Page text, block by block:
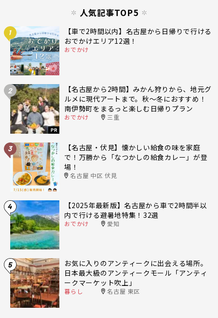
人気記事TOP5
1
【車で2時間以内】名古屋から日帰りで行ける
おでかけエリア12選！
おでかけ
2
PR
【名古屋から2時間】みかん狩りから、地元グ
ルメに現代アートまで。秋〜冬におすすめ！
南伊勢町をまるっと楽しむ日帰りプラン
おでかけ 三重
3
【名古屋・伏見】懐かしい給食の味を家庭
で！万勝から「なつかしの給食カレー」が登
場！
名古屋 中区 伏見
4
【2025年最新版】名古屋から車で2時間半以
内で行ける避暑地特集！32選
おでかけ 愛知
5
お気に入りのアンティークに出会える場所。
日本最大級のアンティークモール「アンティ
ークマーケット吹上」
暮らし 名古屋 東区